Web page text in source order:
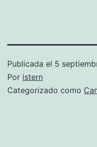
Publicada el 5
Por istern
Categorizado como